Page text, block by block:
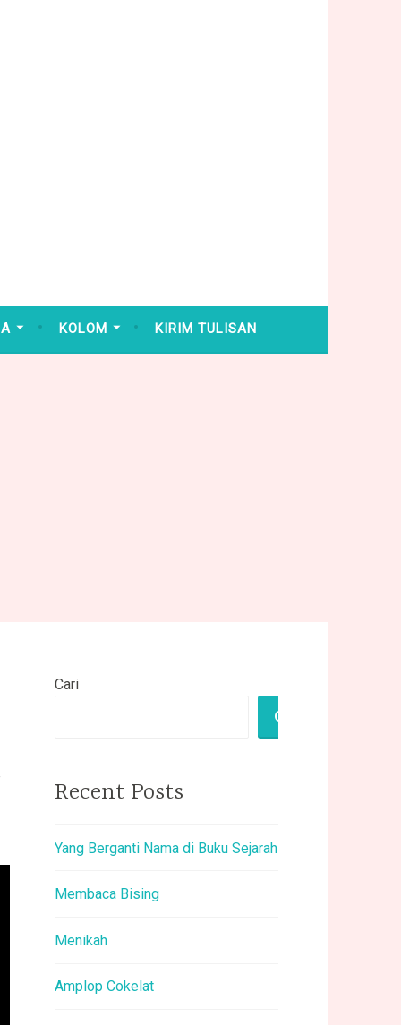
KOLOM KIRIM TULISAN
Cari
CARI
Recent Posts
Yang Berganti Nama di Buku Sejarah
Membaca Bising
Menikah
Amplop Cokelat